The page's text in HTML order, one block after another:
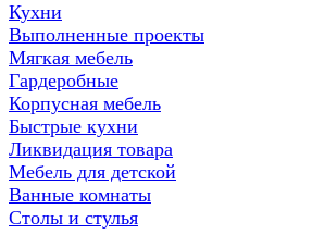
Кухни
Выполненные проекты
Мягкая мебель
Гардеробные
Корпусная мебель
Быстрые кухни
Ликвидация товара
Мебель для детской
Ванные комнаты
Столы и стулья